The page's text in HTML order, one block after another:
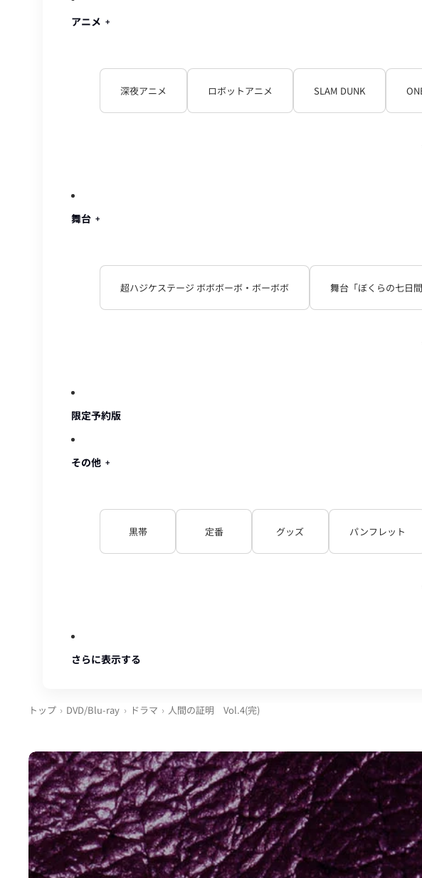
アニメ
深夜アニメ ロボットアニメ SLAM DUNK
舞台
超ハジケステージ ボボボーボ・ボーボボ 舞台「ぼくらの七日間
限定予約版
その他
黒帯 定番 グッズ パンフレット
さらに表示する
トップ DVD/Blu-ray ドラマ 人間の証明 Vol.4(完)